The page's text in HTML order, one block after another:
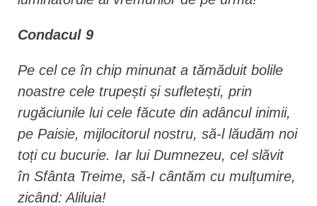
Condacul 9
Pe cel ce în chip minunat a tămăduit bolile
noastre cele trupești și sufletești, prin
rugăciunile lui cele făcute din adâncul inimii,
pe Paisie, mijlocitorul nostru, să-l lăudăm noi
toți cu bucurie. Iar lui Dumnezeu, cel slăvit
în Sfânta Treime, să-I cântăm cu mulțumire,
zicând: Aliluia!